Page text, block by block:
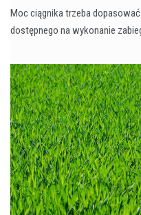
Moc ciągnika trzeba
dostępnego na wykonanie